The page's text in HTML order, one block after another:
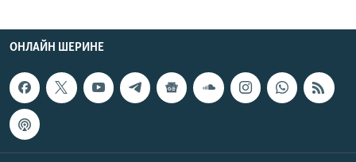
ОНЛАЙН ШЕРИНЕ